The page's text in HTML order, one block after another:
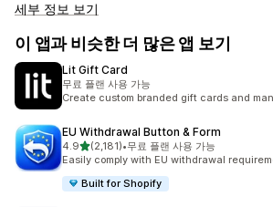
세부 정보 보기
이 앱과 비슷한 더 많은 앱 보기
Lit Gift Card
무료 플랜 사용 가능
Create custom branded gift cards and
EU Withdrawal Button & Form
4.9별 5개 중
(2,181)
총 리뷰 2181개
•무료 플랜 사용 가능
Easily comply with EU withdrawal
Built for Shopify